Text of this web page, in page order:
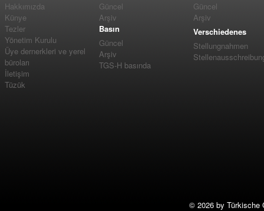
Hakkımızda
Künye
Tezler
Yönetim Kurulu
Üye dernerkleri ve yerel
büroları
İletişim
Tüzük
Güncel
Arşiv
Basın
Güncel
Arşiv
TGS-H basında
Güncel
Arşiv
Verschiedenes
Stellungnahmen
© 2026 by Türkische